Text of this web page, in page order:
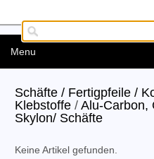
Menu
Schäfte / Fertigpfeile /
Klebstoffe /Alu-Carbon,
Skylon/ Schäfte
Keine Artikel gefunden.